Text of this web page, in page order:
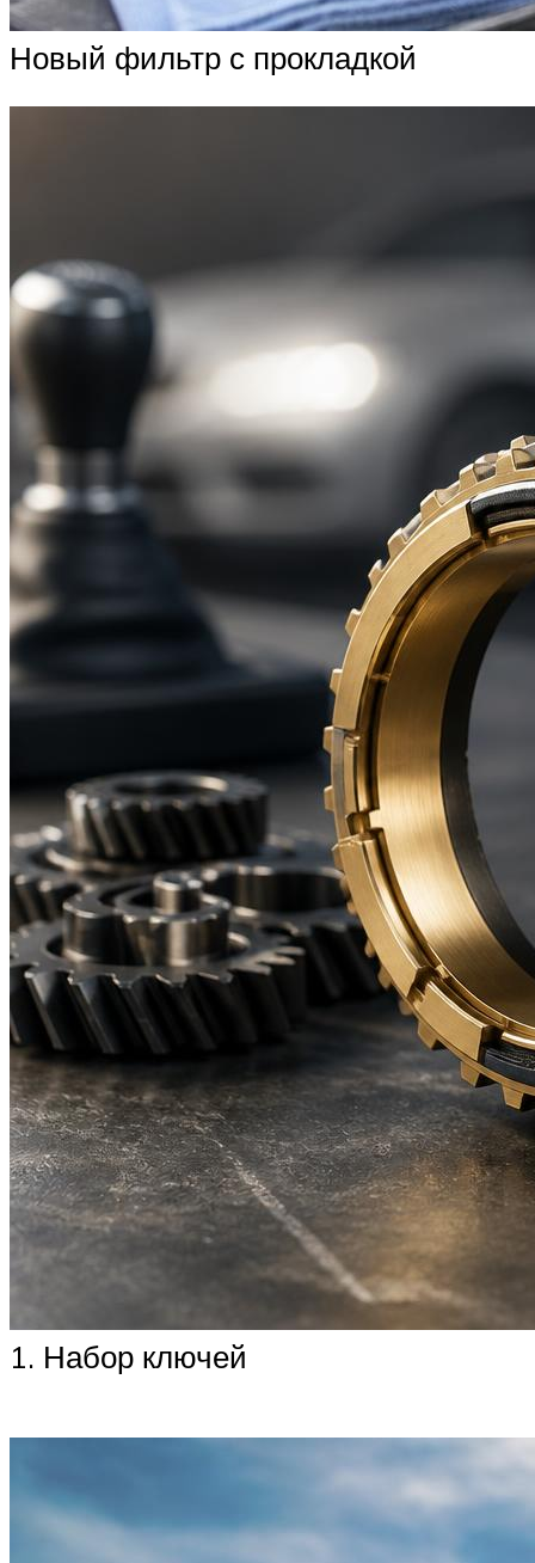
Новый фильтр с прокладкой
1. Набор ключей